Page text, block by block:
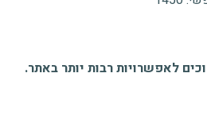
לאפשרויות רבות יותר באתר.